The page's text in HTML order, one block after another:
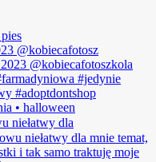
@kobiecafotosz
niełatwy dla